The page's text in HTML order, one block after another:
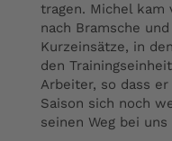
tragen. Michel kam
nach Bramsche
Kurzeinsätze, in
den
Arbeiter, so dass
Saison sich noch
seinen Weg bei